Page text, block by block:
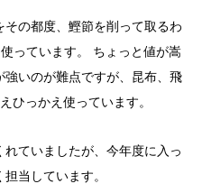
の都度、鰹節を削って取るわ
っています。 ちょっと値が嵩
いのが難点ですが、昆布、飛
ひっかえ使っています。
ていましたが、今年度に入っ
当しています。